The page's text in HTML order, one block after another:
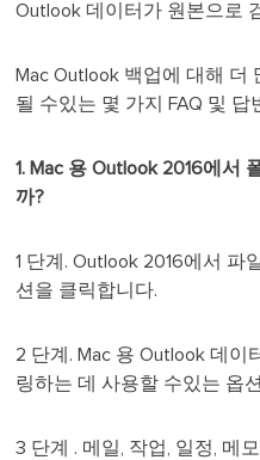
Outlook 데이터가 원본으로
Mac Outlook 백업에 대해 더
될 수있는 몇 가지 FAQ 및 답
1. Mac 용 Outlook 2016에서
까?
1 단계. Outlook 2016에서 파
션을 클릭합니다.
2 단계. Mac 용 Outlook 데이
링하는 데 사용할 수있는 옵
3 단계 . 메일, 작업, 일정, 메